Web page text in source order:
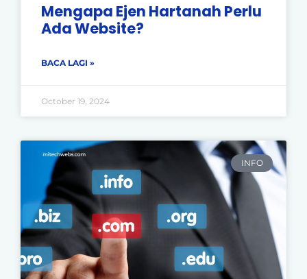
Mengapa Ejen Hartanah Perlu
Ada Website?
BACA LAGI »
October 19, 2024
INFO